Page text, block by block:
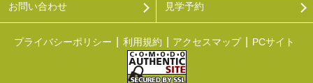
お問い合わせ 見学予約
プライバシーポリシー 利用規約 アクセスマップ PCサイト